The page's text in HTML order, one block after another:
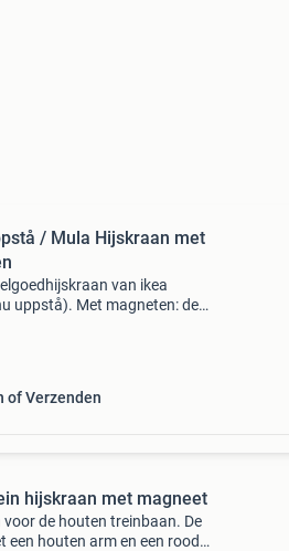
/ Mula Hijskraan met
van ikea
uppstå). Met magneten: de
of Verzenden
hijskraan met magneet
voor de houten treinbaan. De
een houten arm en een rood